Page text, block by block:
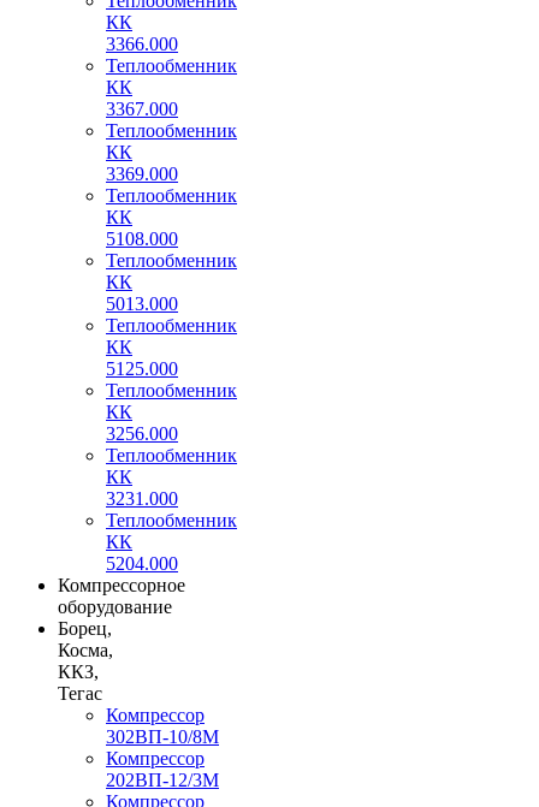
КК
3366.000
Теплообменник
КК
3367.000
Теплообменник
КК
3369.000
Теплообменник
КК
5108.000
Теплообменник
КК
5013.000
Теплообменник
КК
5125.000
Теплообменник
КК
3256.000
Теплообменник
КК
3231.000
Теплообменник
КК
5204.000
Компрессорное
оборудование
Борец,
Косма,
ККЗ,
Тегас
Компрессор
302ВП-10/8М
Компрессор
202ВП-12/3М
Компрессор